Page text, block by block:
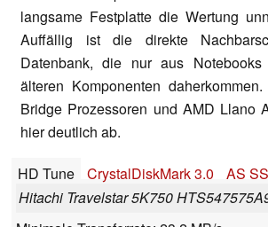
langsame Festplatte die Wertung
Auffällig ist die direkte
Datenbank, die nur aus
älteren Komponenten
Bridge Prozessoren und AMD Llano
hier deutlich ab.
HD Tune CrystalDiskMark 3.0
AS
Hitachi Travelstar 5K750